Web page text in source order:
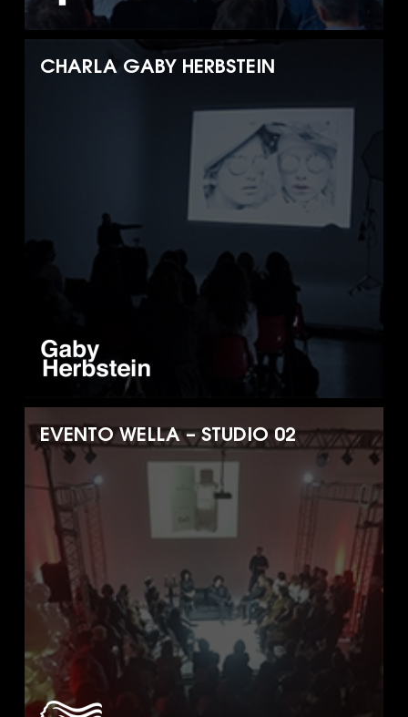
CHARLA GABY HERBSTEIN
EVENTO WELLA – STUDIO 02